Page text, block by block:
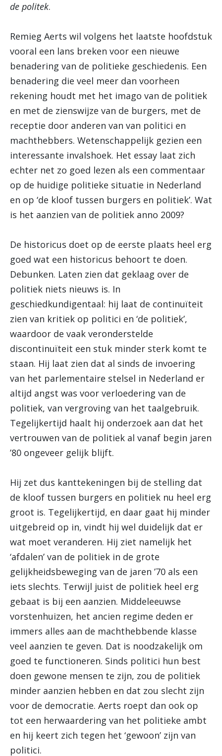
de politek.
Remieg Aerts wil volgens het laatste hoofdstuk
vooral een lans breken voor een nieuwe
benadering van de politieke geschiedenis. Een
benadering die veel meer dan voorheen
rekening houdt met het imago van de politiek
en met de zienswijze van de burgers, met de
receptie door anderen van van politici en
machthebbers. Wetenschappelijk gezien een
interessante invalshoek. Het essay laat zich
echter net zo goed lezen als een commentaar
op de huidige politieke situatie in Nederland
en op ‘de kloof tussen burgers en politiek’. Wat
is het aanzien van de politiek anno 2009?
De historicus doet op de eerste plaats heel erg
goed wat een historicus behoort te doen.
Debunken. Laten zien dat geklaag over de
politiek niets nieuws is. In
geschiedkundigentaal: hij laat de continuïteit
zien van kritiek op politici en ‘de politiek’,
waardoor de vaak veronderstelde
discontinuïteit een stuk minder sterk komt te
staan. Hij laat zien dat al sinds de invoering
van het parlementaire stelsel in Nederland er
altijd angst was voor verloedering van de
politiek, van vergroving van het taalgebruik.
Tegelijkertijd haalt hij onderzoek aan dat het
vertrouwen van de politiek al vanaf begin jaren
’80 ongeveer gelijk blijft.
Hij zet dus kanttekeningen bij de stelling dat
de kloof tussen burgers en politiek nu heel erg
groot is. Tegelijkertijd, en daar gaat hij minder
uitgebreid op in, vindt hij wel duidelijk dat er
wat moet veranderen. Hij ziet namelijk het
‘afdalen’ van de politiek in de grote
gelijkheidsbeweging van de jaren ’70 als een
iets slechts. Terwijl juist de politiek heel erg
gebaat is bij een aanzien. Middeleeuwse
vorstenhuizen, het ancien regime deden er
immers alles aan de machthebbende klasse
veel aanzien te geven. Dat is noodzakelijk om
goed te functioneren. Sinds politici hun best
doen gewone mensen te zijn, zou de politiek
minder aanzien hebben en dat zou slecht zijn
voor de democratie. Aerts roept dan ook op
tot een herwaardering van het politieke ambt
en hij keert zich tegen het ‘gewoon’ zijn van
politici.